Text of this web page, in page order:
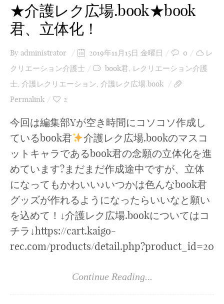
★介護レク広場.book★book
君、立体化！
By administrator 2019年11月15日 金曜日 0
レ
クリエーション介護士
book君, レクリエーション介護
士, 介護レクリエーション, 介護レク広場.book
Permalink
2
今回は編集部Yが空き時間にコソコソ作成し
ているbook君
介護レク広場.bookのマスコ
ットキャラであるbook君の念願の立体化を進
めています?まだまだ作成途中ですが、立体
になってもかわいい♪いつかは色んなbook君
グッズが作れるようになったらいいなと願い
を込めて！↓介護レク広場.bookについてはコ
チラ↓https://cart.kaigo-
rec.com/products/detail.php?product_id=20
Continue Reading...